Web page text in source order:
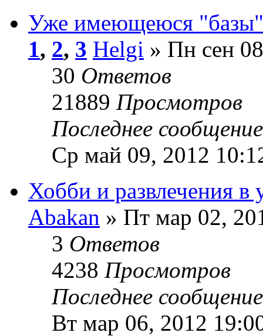
Уже имеющеюся
1, 2, 3 Helgi » Пн сен
30 Ответов
21889 Просмотров
Последнее
Ср май 09, 2012
Хобби и развлечения в
Abakan » Пт мар 02,
3 Ответов
4238 Просмотров
Последнее
Вт мар 06, 2012